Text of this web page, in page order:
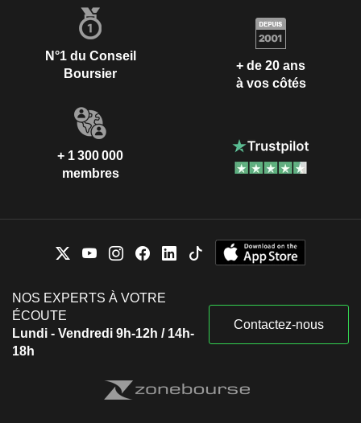
N°1 du Conseil
Boursier
+ de 20 ans
à vos côtés
+ 1 300 000
membres
NOS EXPERTS À VOTRE
ÉCOUTE
Lundi - Vendredi 9h-12h / 14h-
18h
Contactez-nous